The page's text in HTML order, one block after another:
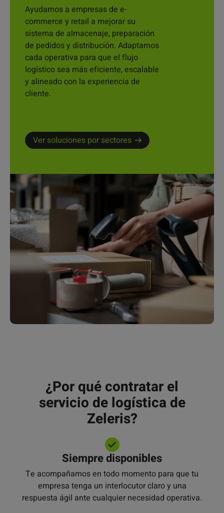
Ayudamos a empresas de e-
commerce y retail a mejorar su
sistema de almacenaje, preparación
de pedidos y distribución. Adaptamos
cada operativa para que el flujo
logístico sea más eficiente, escalable
y alineado con la experiencia de
cliente.
Ver soluciones por sectores
¿Por qué contratar el
servicio de logística de
Zeleris?
Siempre disponibles
Te acompañamos en todo momento para que tu
empresa tenga un interlocutor claro y una
respuesta ágil ante cualquier necesidad operativa.